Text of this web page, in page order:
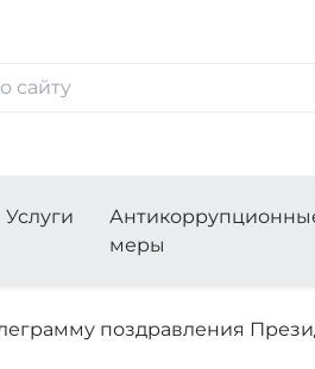
Услуги
меры
поздравления